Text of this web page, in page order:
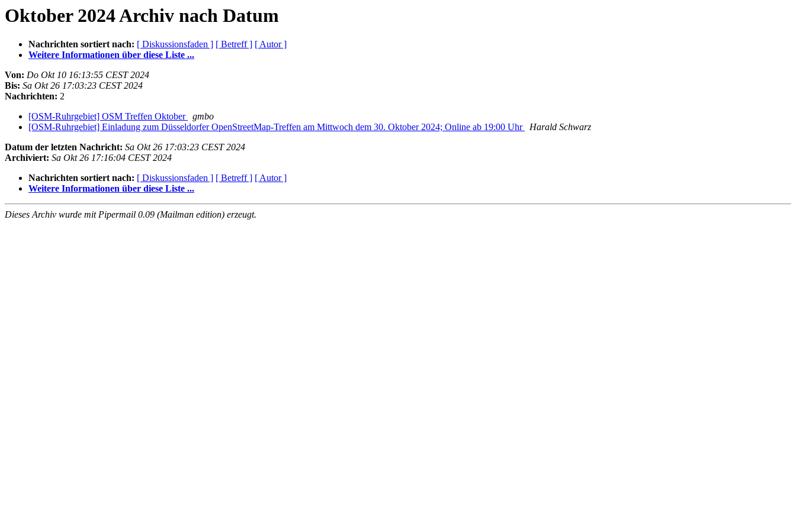
Oktober 2024 Archiv nach Datum
Nachrichten sortiert nach: [ Diskussionsfaden ] [ Betreff ] [ Autor ]
Weitere Informationen über diese Liste ...
Von: Do Okt 10 16:13:55 CEST 2024
Bis: Sa Okt 26 17:03:23 CEST 2024
Nachrichten: 2
[OSM-Ruhrgebiet] OSM Treffen Oktober
gmbo
[OSM-Ruhrgebiet] Einladung zum Düsseldorfer OpenStreetMap-Treffen am Mittwoch dem 30. Oktober 2024; Online ab 19:00 Uhr
Harald Schwarz
Datum der letzten Nachricht: Sa Okt 26 17:03:23 CEST 2024
Archiviert: Sa Okt 26 17:16:04 CEST 2024
Nachrichten sortiert nach: [ Diskussionsfaden ] [ Betreff ] [ Autor ]
Weitere Informationen über diese Liste ...
Dieses Archiv wurde mit Pipermail 0.09 (Mailman edition) erzeugt.